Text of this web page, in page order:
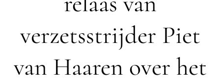
verzetsstrijder Piet
van Haaren over het